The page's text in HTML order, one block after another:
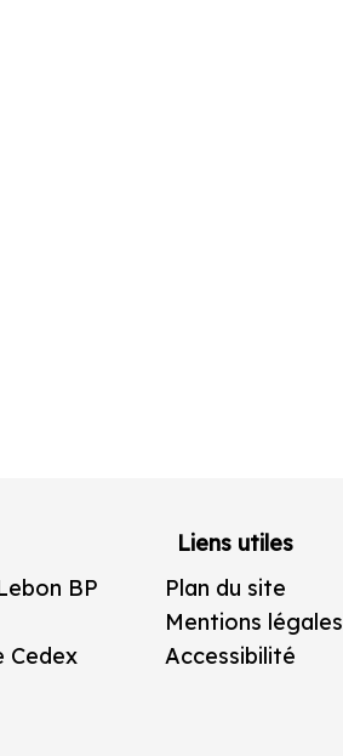
BP
Cedex
Liens utiles
Plan du site
Mentions légales
Accessibilité